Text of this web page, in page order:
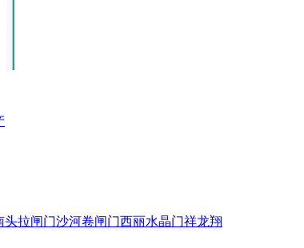
头拉闸门沙河卷闸门西丽水晶门祥龙翔